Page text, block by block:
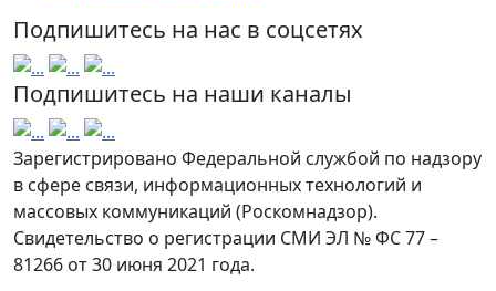
Подпишитесь на нас в соцсетях
Подпишитесь на наши каналы
Зарегистрировано Федеральной службой по надзору
в сфере связи, информационных технологий и
массовых коммуникаций (Роскомнадзор).
Свидетельство о регистрации СМИ ЭЛ № ФС 77 –
81266 от 30 июня 2021 года.